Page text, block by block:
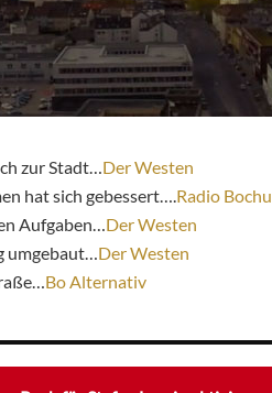
zur Stadt… Der Westen
hat sich gebessert…. Radio
Aufgaben… Der Westen
Der Westen
Bo Alternativ